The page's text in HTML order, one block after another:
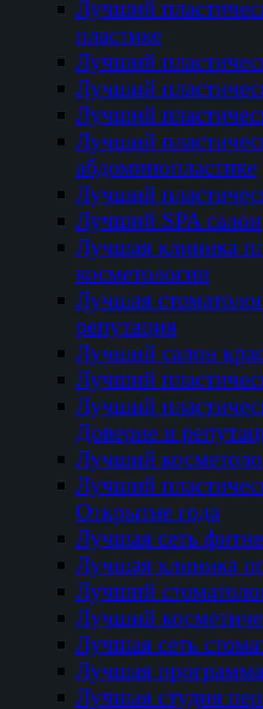
Лучший
пластике
Лучший
Лучший
Лучший
Лучший
абдоминопластике
Лучший
Лучший SPA салон
Лучшая клиника
косметологии
Лучшая
репутация
Лучший салон
Лучший
Лучший
Доверие и
Лучший
Лучший
Открытие года
Лучшая сеть
Лучшая клиника
Лучший
Лучший
Лучшая сеть
Лучшая программа
Лучшая студия